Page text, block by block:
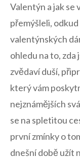
Valentýn a jak se
⁤přemýšleli,
valentýnských
⁤ohledu na to,‍
zvědaví duší,
který vám
nejznámějších
se ⁤na spletitou
první zmínky o⁢
dnešní ​době užít